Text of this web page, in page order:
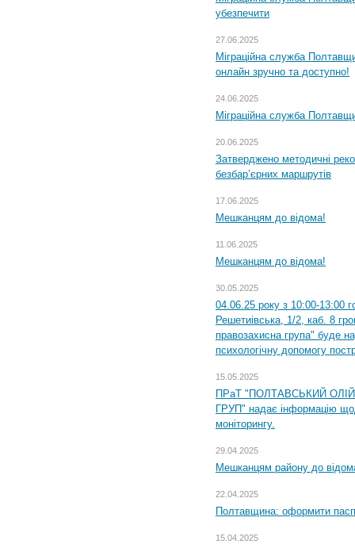
убезпечити
27.06.2025
Міграційна служба
онлайн зручно та доступно!
24.06.2025
Міграційна служба
20.06.2025
Затверджено методичні
безбар’єрних маршрутів
17.06.2025
Мешканцям до відома!
11.06.2025
Мешканцям до відома!
30.05.2025
04.06.25 року з 10:00-13:00
Решетиівська, 1/2, каб. 8
правозахисна група" буде
психологічну допомогу
15.05.2025
ПРаТ "ПОЛТАВСЬКИЙ
ГРУП" надає інформацію
моніторингу.
29.04.2025
Мешканцям району до
22.04.2025
Полтавщина: оформити
15.04.2025